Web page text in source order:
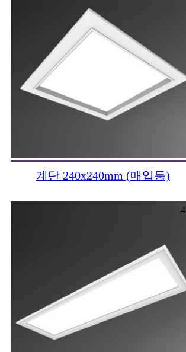
계단 240x240mm (매입등)
4